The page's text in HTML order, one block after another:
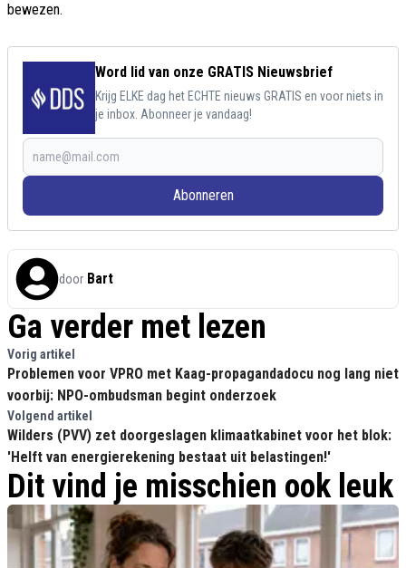
bewezen.
Word lid van onze GRATIS Nieuwsbrief
Krijg ELKE dag het ECHTE nieuws GRATIS en voor niets in
je inbox. Abonneer je vandaag!
Abonneren
door Bart
Ga verder met lezen
Vorig artikel
Problemen voor VPRO met Kaag-propagandadocu nog lang niet
voorbij: NPO-ombudsman begint onderzoek
Volgend artikel
Wilders (PVV) zet doorgeslagen klimaatkabinet voor het blok:
'Helft van energierekening bestaat uit belastingen!'
Dit vind je misschien ook leuk